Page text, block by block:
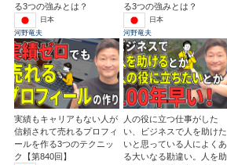
る3つの強みとは？
日本
河野竜夫
る3つの強みとは？
日本
河野竜夫
実績もキャリアもない人が
信頼されて売れるプロフィ
ールを作る3つのテクニッ
ク【第840回】
人の役に立つ仕事がした
い、ビジネスで人を助けた
いと思っている人によくあ
る大いなる勘違い。人を助